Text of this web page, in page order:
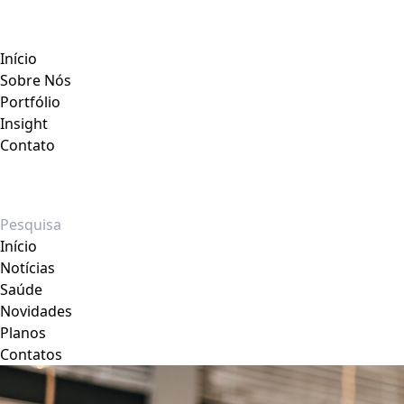
Início
Sobre Nós
Portfólio
Insight
Contato
Início
Notícias
Saúde
Novidades
Planos
Contatos